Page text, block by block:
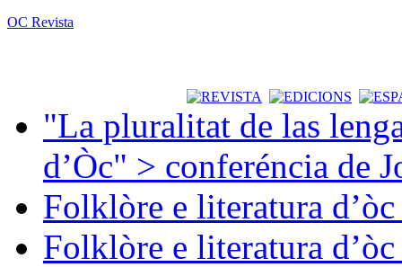
OC Revista
"La pluralitat de las
d’Òc" > conferéncia de
Folklòre e literatura
Folklòre e literatura